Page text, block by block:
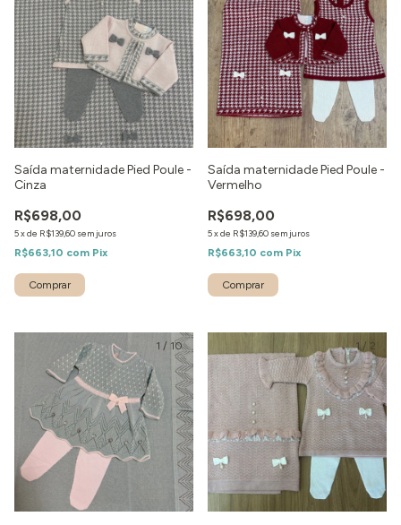
Saída maternidade Pied Poule -
Cinza
R$698,00
5xde R$139,60 sem juros
R$663,10 com Pix
Comprar
Saída maternidade Pied Poule -
Vermelho
R$698,00
5xde R$139,60 sem juros
R$663,10 com Pix
Comprar
1 / 10 1 / 2